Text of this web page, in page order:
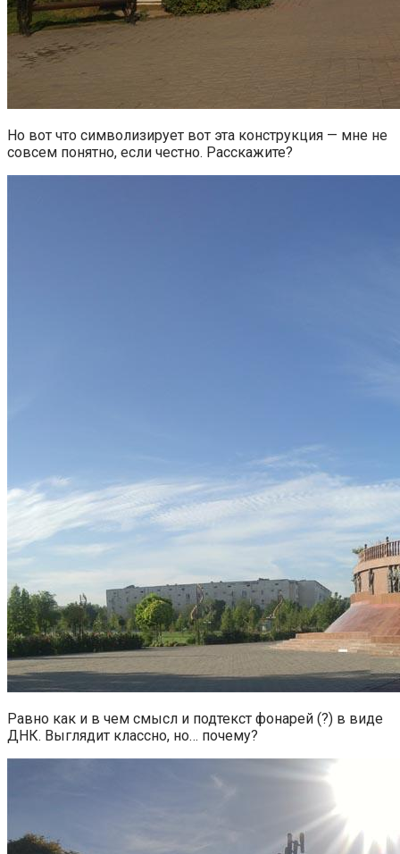
Но вот что символизирует вот эта конструкция — мне не
совсем понятно, если честно. Расскажите?
Равно как и в чем смысл и подтекст фонарей (?) в виде
ДНК. Выглядит классно, но… почему?